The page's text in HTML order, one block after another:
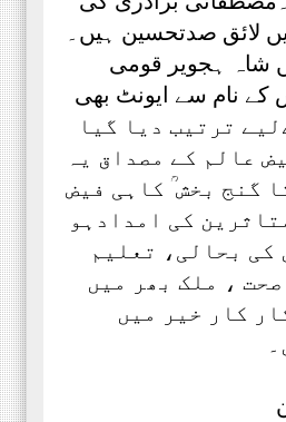
لائق صدتحسین ہیں۔
شاہ ہجویر قومی
کے نام سے ایونٹ بھی
2023 کےلیے ترتیب دیا گیا
عالم کے مصداق یہ
گنج بخش ؒ کاہی فیض
کی امدادہو
کی بحالی، تعلیم
، ملک بھر میں
کار خیر میں